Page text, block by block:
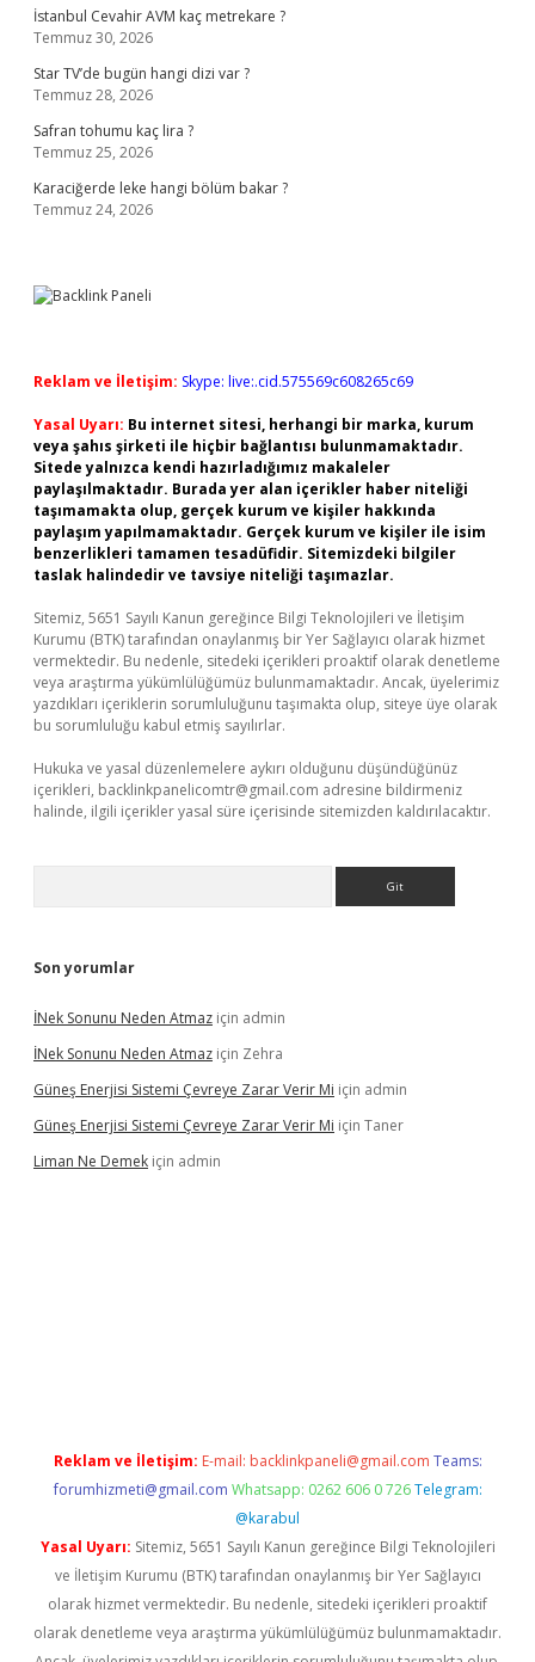
İstanbul Cevahir AVM kaç metrekare ?
Temmuz 30, 2026
Star TV’de bugün hangi dizi var ?
Temmuz 28, 2026
Safran tohumu kaç lira ?
Temmuz 25, 2026
Karaciğerde leke hangi bölüm bakar ?
Temmuz 24, 2026
Reklam ve İletişim: Skype: live:.cid.575569c608265c69
Yasal Uyarı: Bu internet sitesi, herhangi bir marka, kurum
veya şahıs şirketi ile hiçbir bağlantısı bulunmamaktadır.
Sitede yalnızca kendi hazırladığımız makaleler
paylaşılmaktadır. Burada yer alan içerikler haber niteliği
taşımamakta olup, gerçek kurum ve kişiler hakkında
paylaşım yapılmamaktadır. Gerçek kurum ve kişiler ile isim
benzerlikleri tamamen tesadüfidir. Sitemizdeki bilgiler
taslak halindedir ve tavsiye niteliği taşımazlar.
Sitemiz, 5651 Sayılı Kanun gereğince Bilgi Teknolojileri ve İletişim
Kurumu (BTK) tarafından onaylanmış bir Yer Sağlayıcı olarak hizmet
vermektedir. Bu nedenle, sitedeki içerikleri proaktif olarak denetleme
veya araştırma yükümlülüğümüz bulunmamaktadır. Ancak, üyelerimiz
yazdıkları içeriklerin sorumluluğunu taşımakta olup, siteye üye olarak
bu sorumluluğu kabul etmiş sayılırlar.
Hukuka ve yasal düzenlemelere aykırı olduğunu düşündüğünüz
içerikleri, backlinkpanelicomtr@gmail.com adresine bildirmeniz
halinde, ilgili içerikler yasal süre içerisinde sitemizden kaldırılacaktır.
Son yorumlar
İNek Sonunu Neden Atmaz için admin
İNek Sonunu Neden Atmaz için Zehra
Güneş Enerjisi Sistemi Çevreye Zarar Verir Mi için admin
Güneş Enerjisi Sistemi Çevreye Zarar Verir Mi için Taner
Liman Ne Demek için admin
Reklam ve İletişim: E-mail: backlinkpaneli@gmail.com Teams:
forumhizmeti@gmail.com Whatsapp: 0262 606 0 726 Telegram:
@karabul
Yasal Uyarı: Sitemiz, 5651 Sayılı Kanun gereğince Bilgi Teknolojileri
ve İletişim Kurumu (BTK) tarafından onaylanmış bir Yer Sağlayıcı
olarak hizmet vermektedir. Bu nedenle, sitedeki içerikleri proaktif
olarak denetleme veya araştırma yükümlülüğümüz bulunmamaktadır.